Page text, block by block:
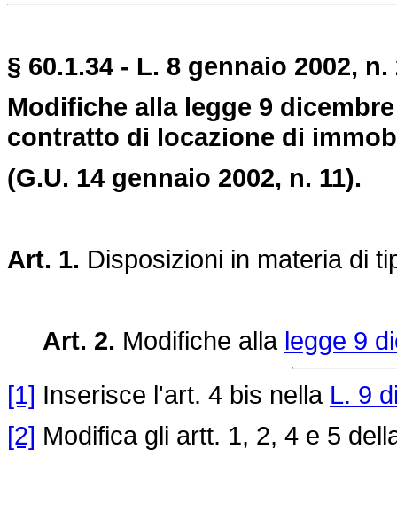
§ 60.1.34 - L. 8 gennaio 2002, n.
Modifiche alla legge 9
contratto di locazione di
(G.U. 14 gennaio 2002, n. 11).
Art. 1. Disposizioni in materia di
Art. 2. Modifiche alla legge 9
[1] Inserisce l'art. 4 bis nella L. 9
[2] Modifica gli artt. 1, 2, 4 e 5